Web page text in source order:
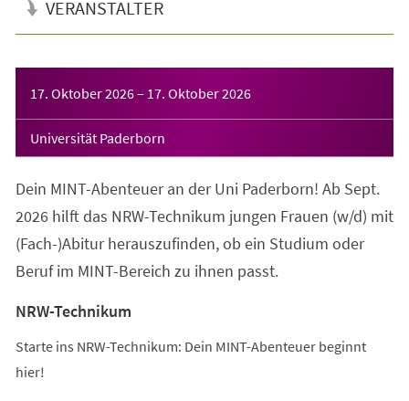
VERANSTALTER
17. Oktober 2026– 17. Oktober 2026
Universität Paderborn
Dein MINT-Abenteuer an der Uni Paderborn! Ab Sept.
2026 hilft das NRW-Technikum jungen Frauen (w/d) mit
(Fach-)Abitur herauszufinden, ob ein Studium oder
Beruf im MINT-Bereich zu ihnen passt.
NRW-Technikum
Starte ins NRW-Technikum: Dein MINT-Abenteuer beginnt
hier!